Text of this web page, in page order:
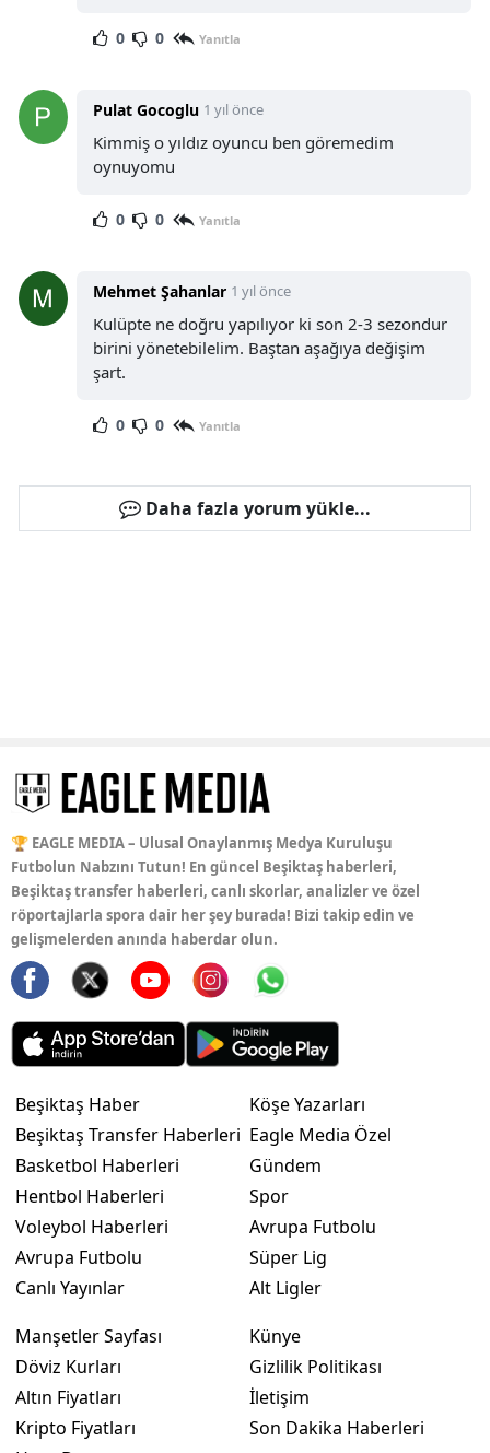
0 0 Yanıtla
Pulat Gocoglu 1 yıl önce
Kimmiş o yıldız oyuncu ben göremedim
oynuyomu
0 0 Yanıtla
Mehmet Şahanlar 1 yıl önce
Kulüpte ne doğru yapılıyor ki son 2-3 sezondur
birini yönetebilelim. Baştan aşağıya değişim
şart.
0 0 Yanıtla
Daha fazla yorum yükle...
🏆 EAGLE MEDIA – Ulusal Onaylanmış Medya Kuruluşu
Futbolun Nabzını Tutun! En güncel Beşiktaş haberleri,
Beşiktaş transfer haberleri, canlı skorlar, analizler ve özel
röportajlarla spora dair her şey burada! Bizi takip edin ve
gelişmelerden anında haberdar olun.
Beşiktaş Haber
Beşiktaş Transfer Haberleri
Basketbol Haberleri
Hentbol Haberleri
Voleybol Haberleri
Avrupa Futbolu
Canlı Yayınlar
Köşe Yazarları
Eagle Media Özel
Gündem
Spor
Avrupa Futbolu
Süper Lig
Alt Ligler
Manşetler Sayfası
Döviz Kurları
Altın Fiyatları
Kripto Fiyatları
Künye
Gizlilik Politikası
İletişim
Son Dakika Haberleri